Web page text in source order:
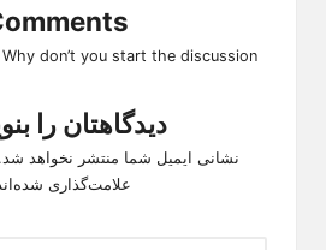
don’t you start the discussion?
دیدگاهتان را
نشانی ایمیل شما منتشر نخواهد شد.
علامت‌گذاری